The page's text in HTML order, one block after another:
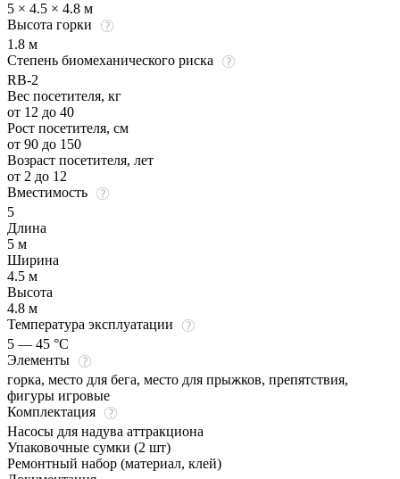
5 × 4.5 × 4.8 м
Высота горки
1.8 м
Степень биомеханического риска
RB-2
Вес посетителя, кг
от 12 до 40
Рост посетителя, см
от 90 до 150
Возраст посетителя, лет
от 2 до 12
Вместимость
5
Длина
5 м
Ширина
4.5 м
Высота
4.8 м
Температура эксплуатации
5 — 45 °C
Элементы
горка, место для бега, место для прыжков, препятствия,
фигуры игровые
Комплектация
Насосы для надува аттракциона
Упаковочные сумки (2 шт)
Ремонтный набор (материал, клей)